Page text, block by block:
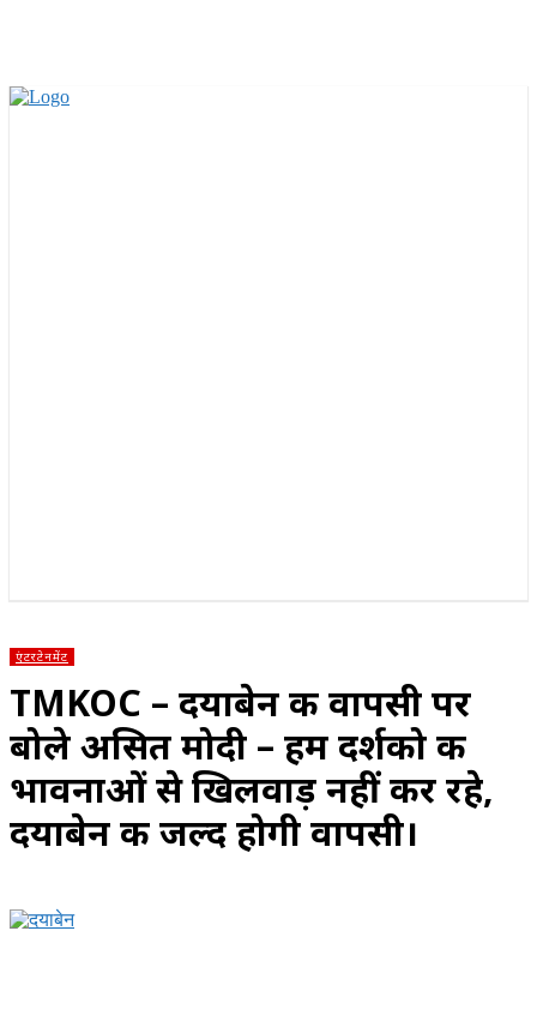
एंटरटेनमेंट
TMKOC – दयाबेन की वापसी पर
बोले असित मोदी – हम दर्शको की
भावनाओं से खिलवाड़ नहीं कर रहे,
दयाबेन की जल्द होगी वापसी।